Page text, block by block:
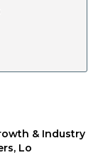
& Industry
Lo